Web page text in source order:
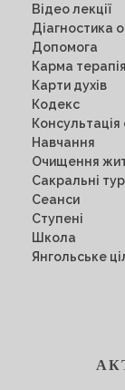
Відео лекції
Діагностика
Допомога
Карма терапія
Карти духів
Кодекс
Навчання
Очищення
Сакральні
Сеанси
Ступені
Школа
Янгольське